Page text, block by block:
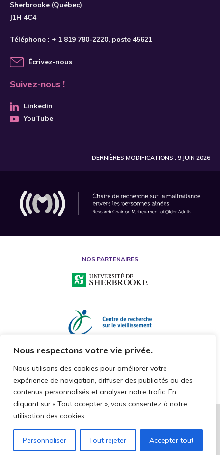
Nous respectons votre vie privée.
Nous utilisons des cookies pour améliorer votre
expérience de navigation, diffuser des publicités ou des
contenus personnalisés et analyser notre trafic. En
cliquant sur « Tout accepter », vous consentez à notre
utilisation des cookies.
Personnaliser Tout rejeter Accepter tout
Sherbrooke (Québec)
J1H 4C4
Téléphone : + 1 819 780-2220, poste 45621
Écrivez-nous
Suivez-nous !
Linkedin
YouTube
DERNIÈRES MODIFICATIONS : 9 JUIN 2026
NOS PARTENAIRES
2026 © CHAIRE DE RECHERCHE SUR LA MALTRAITANCE ENVERS LES